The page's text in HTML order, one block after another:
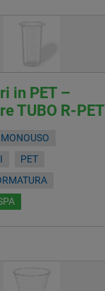
in PET –
TUBO R-PET
PET